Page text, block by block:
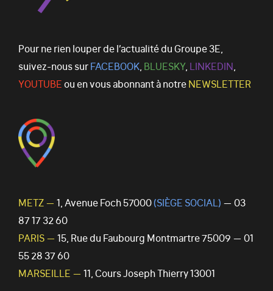
Pour ne rien louper de l’actualité du Groupe 3E,
suivez-nous surFACEBOOK, BLUESKY, LINKEDIN,
YOUTUBEou en vous abonnant à notreNEWSLETTER
METZ — 1, Avenue Foch 57000(SIÈGE SOCIAL) — 03
87 17 32 60
PARIS — 15, Rue du Faubourg Montmartre 75009 — 01
55 28 37 60
MARSEILLE — 11, Cours Joseph Thierry 13001